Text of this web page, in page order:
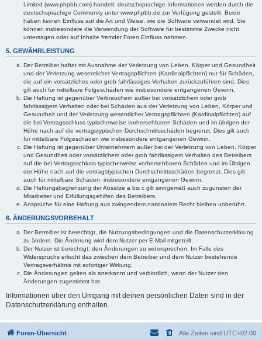
Limited (www.phpbb.com) handelt; deutschsprachige Informationen werden durch die
deutschsprachige Community unter www.phpbb.de zur Verfügung gestellt. Beide
haben keinen Einfluss auf die Art und Weise, wie die Software verwendet wird. Sie
können insbesondere die Verwendung der Software für bestimmte Zwecke nicht
untersagen oder auf Inhalte fremder Foren Einfluss nehmen.
5. GEWÄHRLEISTUNG
Der Betreiber haftet mit Ausnahme der Verletzung von Leben, Körper und Gesundheit
und der Verletzung wesentlicher Vertragspflichten (Kardinalpflichten) nur für Schäden,
die auf ein vorsätzliches oder grob fahrlässiges Verhalten zurückzuführen sind. Dies
gilt auch für mittelbare Folgeschäden wie insbesondere entgangenen Gewinn.
Die Haftung ist gegenüber Verbrauchern außer bei vorsätzlichem oder grob
fahrlässigem Verhalten oder bei Schäden aus der Verletzung von Leben, Körper und
Gesundheit und der Verletzung wesentlicher Vertragspflichten (Kardinalpflichten) auf
die bei Vertragsschluss typischerweise vorhersehbaren Schäden und im übrigen der
Höhe nach auf die vertragstypischen Durchschnittsschäden begrenzt. Dies gilt auch
für mittelbare Folgeschäden wie insbesondere entgangenen Gewinn.
Die Haftung ist gegenüber Unternehmern außer bei der Verletzung von Leben, Körper
und Gesundheit oder vorsätzlichem oder grob fahrlässigem Verhalten des Betreibers
auf die bei Vertragsschluss typischerweise vorhersehbaren Schäden und im Übrigen
der Höhe nach auf die vertragstypischen Durchschnittsschäden begrenzt. Dies gilt
auch für mittelbare Schäden, insbesondere entgangenen Gewinn.
Die Haftungsbegrenzung der Absätze a bis c gilt sinngemäß auch zugunsten der
Mitarbeiter und Erfüllungsgehilfen des Betreibers.
Ansprüche für eine Haftung aus zwingendem nationalem Recht bleiben unberührt.
6. ÄNDERUNGSVORBEHALT
Der Betreiber ist berechtigt, die Nutzungsbedingungen und die Datenschutzerklärung
zu ändern. Die Änderung wird dem Nutzer per E-Mail mitgeteilt.
Der Nutzer ist berechtigt, den Änderungen zu widersprechen. Im Falle des
Widerspruchs erlischt das zwischen dem Betreiber und dem Nutzer bestehende
Vertragsverhältnis mit sofortiger Wirkung.
Die Änderungen gelten als anerkannt und verbindlich, wenn der Nutzer den
Änderungen zugestimmt hat.
Informationen über den Umgang mit deinen persönlichen Daten sind in der
Datenschutzerklärung enthalten.
Foren-Übersicht Alle Zeiten sind UTC+02:00